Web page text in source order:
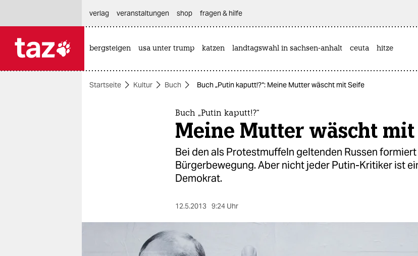
themen
verlag
veranstaltungen shop fragen & hilfe
bergsteigen usa unter trump katzen landtagswahl in sachsen-anhalt ceuta hitze
Startseite Kultur Buch Buch „Putin kaputt!?“: Meine Mutter wäscht mit Seife
Buch „Putin kaputt!?“
Meine Mutter wäscht mit
Bei den als Protestmuffeln geltenden Russen
Bürgerbewegung. Aber nicht jeder Putin-Kritiker ist
Demokrat.
12.5.2013 9:24 Uhr